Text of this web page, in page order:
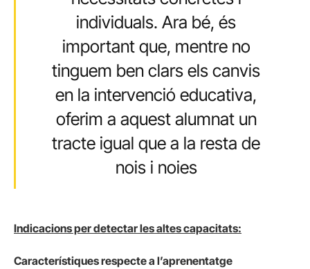
individuals. Ara bé, és
important que, mentre no
tinguem ben clars els canvis
en la intervenció educativa,
oferim a aquest alumnat un
tracte igual que a la resta de
nois i noies
Indicacions per detectar les altes capacitats:
Característiques respecte a l’aprenentatge